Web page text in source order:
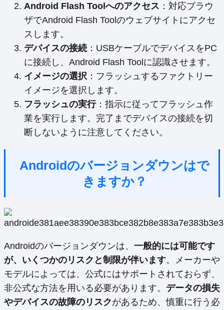
Android Flash Toolへのアクセス ：対応ブラウ
ザでAndroid Flash Toolのウェブサイトにアクセ
スします。
デバイスの接続 ：USBケーブルでデバイスをPC
に接続し、Android Flash Toolに認識させます。
イメージの選択 ：フラッシュするファクトリー
イメージを選択します。
フラッシュの実行：指示に従ってフラッシュ作
業を実行します。完了までデバイスの接続を切
断しないように注意してください。
Androidのバージョンダウンはで
きますか？
Androidのバージョンダウンは、 一般的には可能です
が、いくつかのリスクと制限が伴います。メーカーや
モデルによっては、公式にはサポートされておらず、
非公式な方法を用いる必要があります。 データの損失
やデバイスの故障のリスクがあるため、慎重に行う必